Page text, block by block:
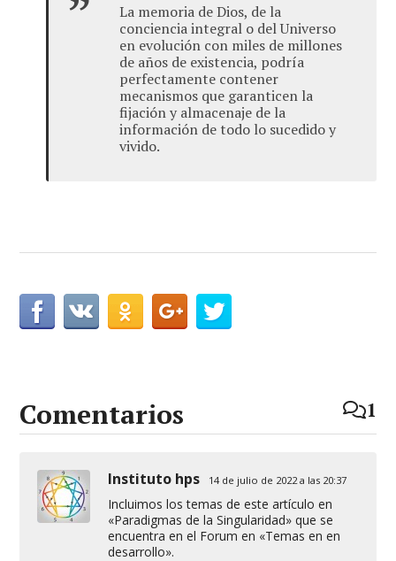
La memoria de Dios, de la
conciencia integral o del Universo
en evolución con miles de millones
de años de existencia, podría
perfectamente contener
mecanismos que garanticen la
fijación y almacenaje de la
información de todo lo sucedido y
vivido.
Comentarios 1
Instituto hps 14 de julio de 2022 a las 20:37
Incluimos los temas de este artículo en
«Paradigmas de la Singularidad» que se
encuentra en el Forum en «Temas en en
desarrollo».